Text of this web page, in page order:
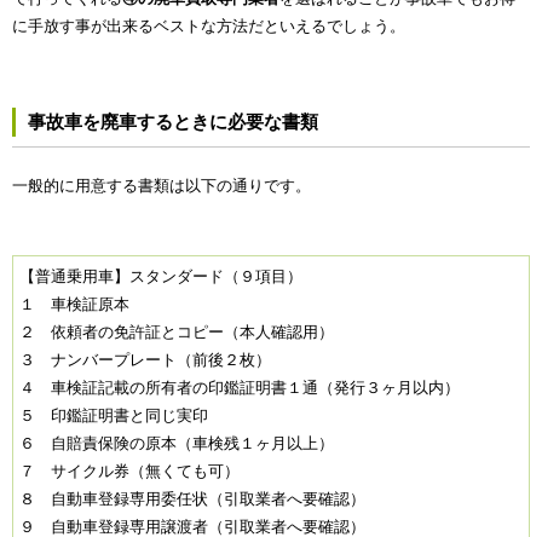
に手放す事が出来るベストな方法だといえるでしょう。
事故車を廃車するときに必要な書類
一般的に用意する書類は以下の通りです。
【普通乗用車】スタンダード（９項目）
１ 車検証原本
２ 依頼者の免許証とコピー（本人確認用）
３ ナンバープレート（前後２枚）
４ 車検証記載の所有者の印鑑証明書１通（発行３ヶ月以内）
５ 印鑑証明書と同じ実印
６ 自賠責保険の原本（車検残１ヶ月以上）
７ サイクル券（無くても可）
８ 自動車登録専用委任状（引取業者へ要確認）
９ 自動車登録専用譲渡者（引取業者へ要確認）